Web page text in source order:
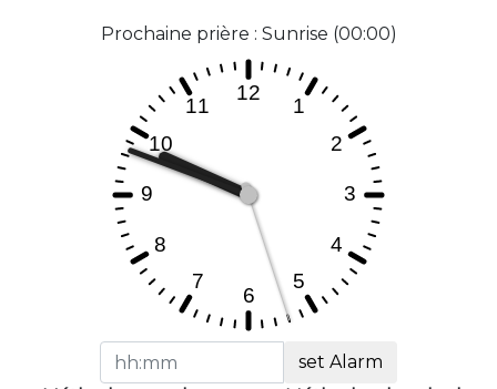
Prochaine prière : Sunrise (00:00)
set Alarm